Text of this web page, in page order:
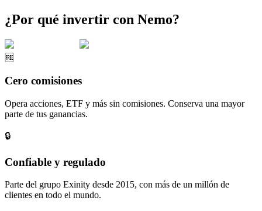
¿Por qué invertir con Nemo?
🆓
Cero comisiones
Opera acciones, ETF y más sin comisiones. Conserva una mayor
parte de tus ganancias.
🔒
Confiable y regulado
Parte del grupo Exinity desde 2015, con más de un millón de
clientes en todo el mundo.